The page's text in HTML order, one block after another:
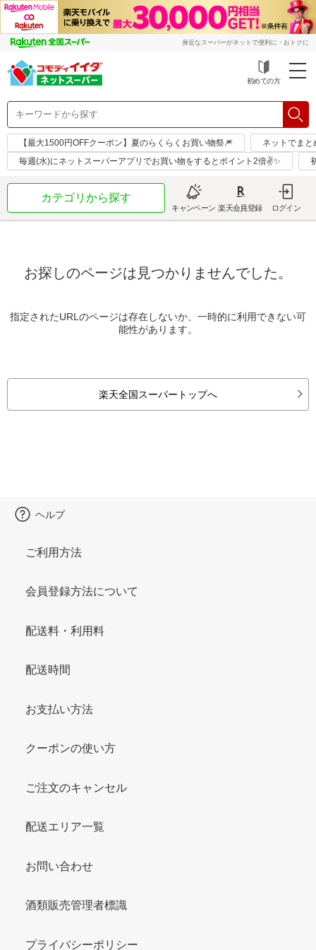
身近なスーパーがネットで便利に・おトクに
初めての方
【最大1500円OFFクーポン】夏のらくらくお買い物祭🎆
ネットでまと
毎週(水)にネットスーパーアプリでお買い物をするとポイント2倍✌✨
カテゴリから探す
キャンペーン 楽天会員登録 ログイン
お探しのページは見つかりませんでした。
指定されたURLのページは存在しないか、一時的に利用できない可
能性があります。
楽天全国スーパートップへ
ヘルプ
ご利用方法
会員登録方法について
配送料・利用料
配送時間
お支払い方法
クーポンの使い方
ご注文のキャンセル
配送エリア一覧
お問い合わせ
酒類販売管理者標識
プライバシーポリシー